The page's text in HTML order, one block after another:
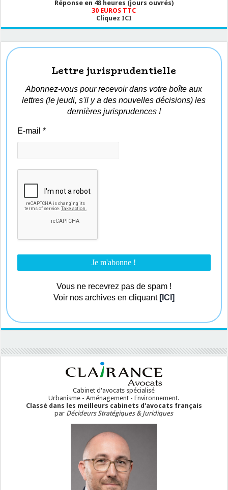
Réponse en 48 heures (jours ouvrés)
30 EUROS TTC
Cliquez ICI
Lettre jurisprudentielle
Abonnez-vous pour recevoir dans votre boîte aux
lettres (le jeudi, s'il y a des nouvelles décisions) les
dernières jurisprudences !
E-mail*
Vous ne recevrez pas de spam !
Voir nos archives en cliquant [ICI]
Cabinet d'avocats spécialisé
Urbanisme - Aménagement - Environnement.
Classé dans les meilleurs cabinets d'avocats français
par Décideurs Stratégiques & Juridiques